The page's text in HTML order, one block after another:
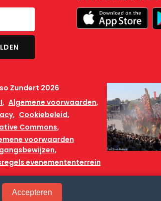
Zundert 2026
Algemene voorwaarden
Cookiebeleid
Commons
voorwaarden
evenemententerrein
Accepteren